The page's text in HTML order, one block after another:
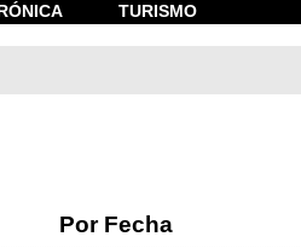
TURISMO
Por Fecha